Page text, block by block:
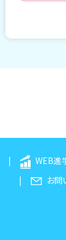
WEB進
お問